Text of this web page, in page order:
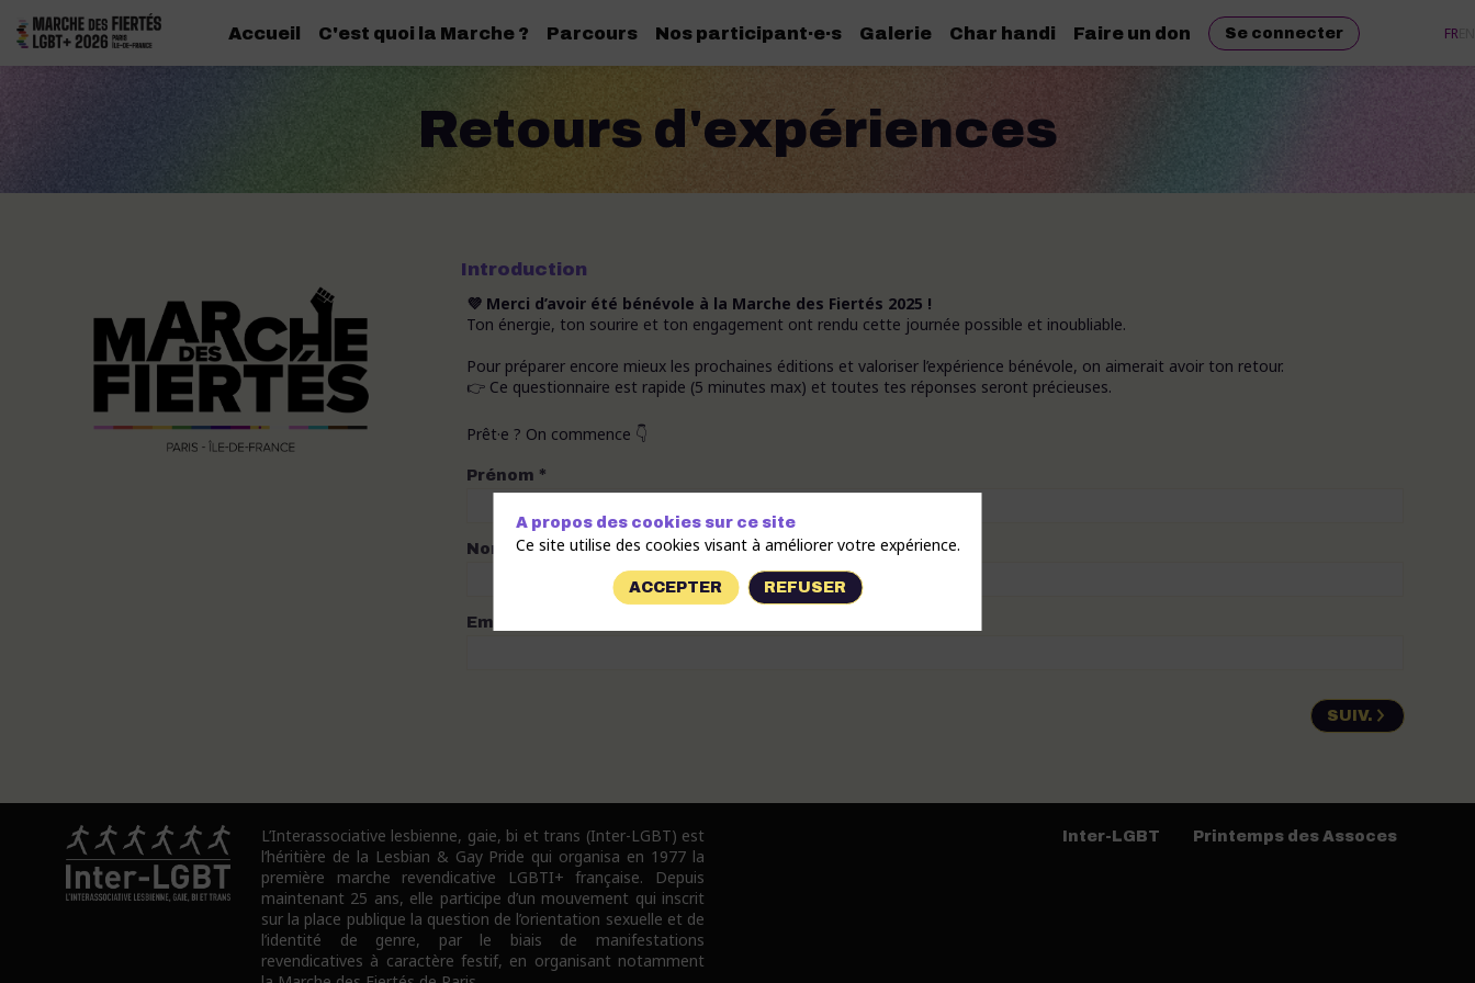
Accueil C'est quoi la Marche ? Parcours Nos participant·e·s Galerie Char handi Faire un don Se connecter FR
Retours d'expériences
Introduction
💜 Merci d’avoir été bénévole à la Marche des Fiertés 2025 !
Ton énergie, ton sourire et ton engagement ont rendu cette journée possible et inoubliable.
Pour préparer encore mieux les prochaines éditions et valoriser l’expérience bénévole, on aimerait avoir ton retour.
👉 Ce questionnaire est rapide (5 minutes max) et toutes tes réponses seront précieuses.
Prêt·e ? On commence 👇
Prénom *
Nom *
Email
SUIV.
L’Interassociative lesbienne, gaie, bi et trans (Inter-LGBT) est
l’héritière de la Lesbian & Gay Pride qui organisa en 1977 la
première marche revendicative LGBTI+ française. Depuis
maintenant 25 ans, elle participe d’un mouvement qui inscrit
sur la place publique la question de l’orientation sexuelle et de
l’identité de genre, par le biais de manifestations
revendicatives à caractère festif, en organisant notamment
Inter-LGBT Printemps des Assoces
A propos des cookies sur ce site
Ce site utilise des cookies visant à améliorer votre expérience.
ACCEPTER REFUSER